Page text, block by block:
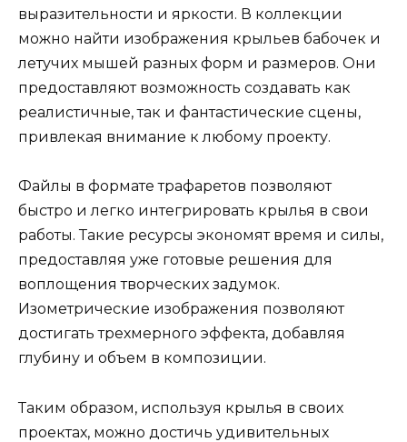
выразительности и яркости. В коллекции
можно найти изображения крыльев бабочек и
летучих мышей разных форм и размеров. Они
предоставляют возможность создавать как
реалистичные, так и фантастические сцены,
привлекая внимание к любому проекту.
Файлы в формате трафаретов позволяют
быстро и легко интегрировать крылья в свои
работы. Такие ресурсы экономят время и силы,
предоставляя уже готовые решения для
воплощения творческих задумок.
Изометрические изображения позволяют
достигать трехмерного эффекта, добавляя
глубину и объем в композиции.
Таким образом, используя крылья в своих
проектах, можно достичь удивительных